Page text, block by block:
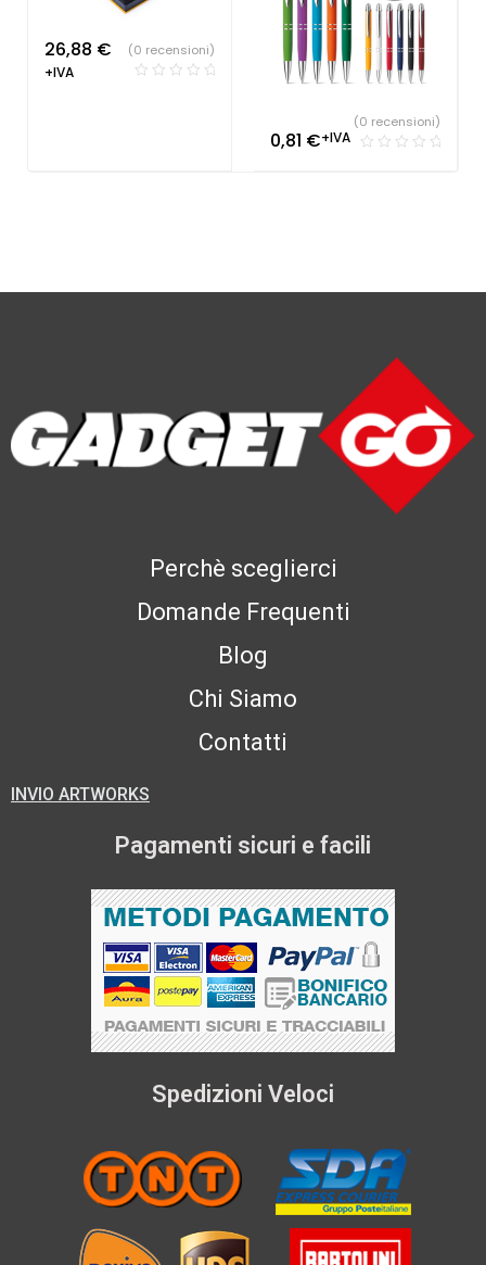
26,88 €
+IVA
(0 recensioni)
0,81 €+IVA
(0 recensioni)
Perchè sceglierci
Domande Frequenti
Blog
Chi Siamo
Contatti
INVIO ARTWORKS
Pagamenti sicuri e facili
Spedizioni Veloci